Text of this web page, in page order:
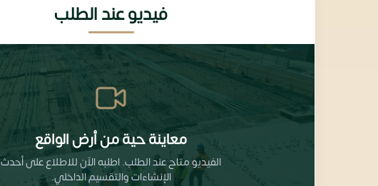
فيديو عند الطلب
معاينة حية من أرض الواقع
الفيديو متاح عند الطلب. اطلبه الآن للاطلاع على أحدث
الإنشاءات والتقسيم الداخلي.